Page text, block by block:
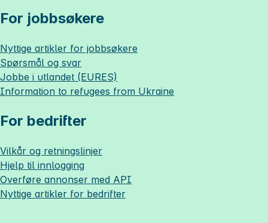
For jobbsøkere
Nyttige artikler for jobbsøkere
Spørsmål og svar
Jobbe i utlandet (EURES)
Information to refugees from Ukraine
For bedrifter
Vilkår og retningslinjer
Hjelp til innlogging
Overføre annonser med API
Nyttige artikler for bedrifter